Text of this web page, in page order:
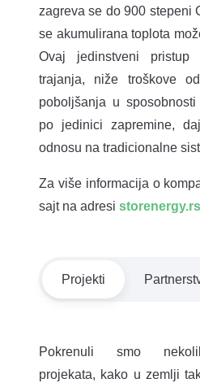
zagreva se do 900 stepeni
se akumulirana toplota
Ovaj jedinstveni pristup
trajanja, niže troškove
poboljšanja u
po jedinici zapremine,
odnosu na tradicionalne
Za više informacija o
sajt na adresi storenergy.rs
Projekti
Pokrenuli smo
projekata, kako u zemlji